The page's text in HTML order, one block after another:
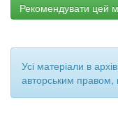
Рекомендувати цей
Усі матеріали в
авторським правом,